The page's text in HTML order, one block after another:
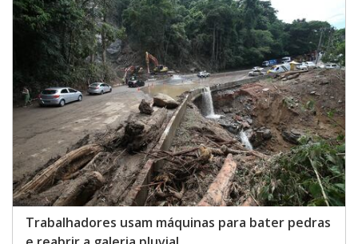
Trabalhadores usam máquinas para bater pedras